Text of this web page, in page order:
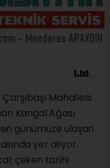
Mahallesi
Kangal Ağası
günümüze ulaşan
yer alıyor.
çeken tarihi